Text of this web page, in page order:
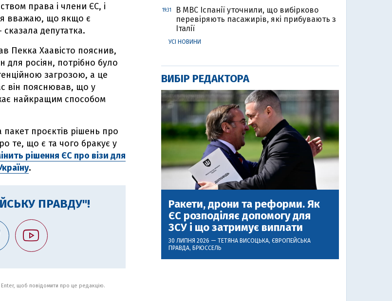
права і члени ЄС, і
я вважаю, що якщо є
депутатка.
Пекка Хаавісто пояснив,
росіян, потрібно було
загрозою, а це
він пояснював, що у
найкращим способом
проєктів рішень про
те, що є та чого бракує у
рішення ЄС про візи для
.
ПРАВДУ"!
Enter, щоб повідомити про це редакцію.
19:31
В МВС Іспанії уточнили, що вибірково
перевіряють пасажирів, які прибувають з
Італії
УСІ НОВИНИ
ВИБІР РЕДАКТОРА
Ракети, дрони та реформи. Як
ЄС розподіляє допомогу для
ЗСУ і що затримує виплати
30 ЛИПНЯ 2026 — ТЕТЯНА ВИСОЦЬКА, ЄВРОПЕЙСЬКА
ПРАВДА, БРЮССЕЛЬ